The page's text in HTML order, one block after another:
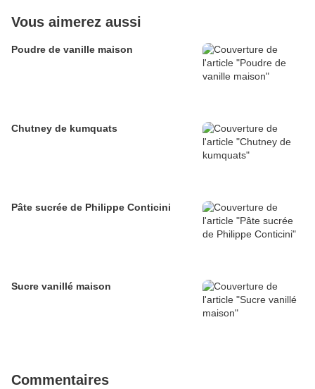
Vous aimerez aussi
Poudre de vanille maison
Chutney de kumquats
Pâte sucrée de Philippe Conticini
Sucre vanillé maison
Commentaires